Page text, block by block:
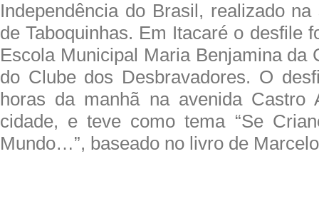
Independência do Brasil, realizado
de Taboquinhas. Em Itacaré o desfile
Escola Municipal Maria Benjamina da
do Clube dos Desbravadores. O
horas da manhã na avenida Castro
cidade, e teve como tema “Se
Mundo…”, baseado no livro de